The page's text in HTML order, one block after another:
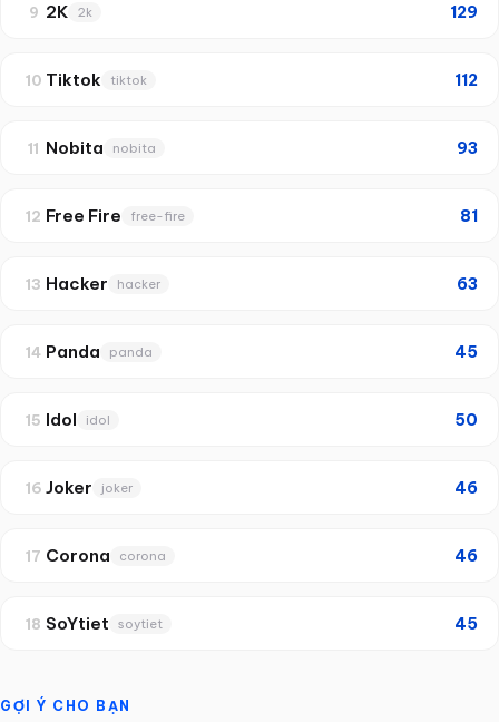
9 2K 2k 129
10 Tiktok tiktok 112
11 Nobita nobita 93
12 Free Fire free-fire 81
13 Hacker hacker 63
14 Panda panda 45
15 Idol idol 50
16 Joker joker 46
17 Corona corona 46
18 SoYtiet soytiet 45
GỢI Ý CHO BẠN